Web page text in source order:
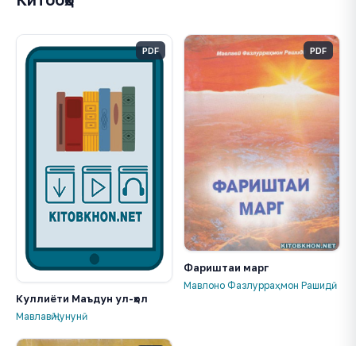
PDF
Куллиёти Маъдун ул-ҳол
Мавлавӣ Ҷунунӣ
PDF
Фариштаи марг
Мавлоно Фазлурраҳмон Рашидӣ